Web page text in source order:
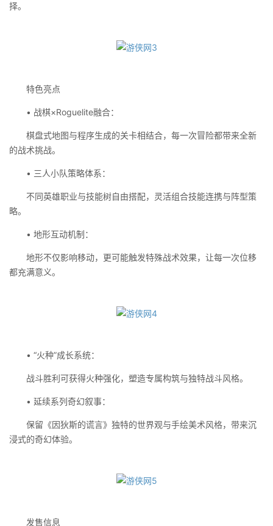
择。
特色亮点
• 战棋×Roguelite融合：
棋盘式地图与程序生成的关卡相结合，每一次冒险都带来全新
的战术挑战。
• 三人小队策略体系：
不同英雄职业与技能树自由搭配，灵活组合技能连携与阵型策
略。
• 地形互动机制：
地形不仅影响移动，更可能触发特殊战术效果，让每一次位移
都充满意义。
• “火种”成长系统：
战斗胜利可获得火种强化，塑造专属构筑与独特战斗风格。
• 延续系列奇幻叙事：
保留《因狄斯的谎言》独特的世界观与手绘美术风格，带来沉
浸式的奇幻体验。
发售信息